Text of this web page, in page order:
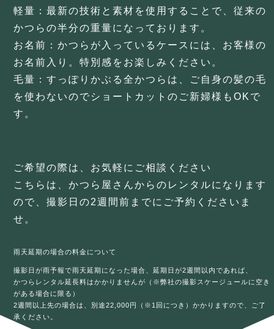
軽量：最新の技術と素材を使用することで、従来の
かつらの半分の重量になっております。
お名前：かつらが入っているケースには、お客様の
お名前入り。特別感をお楽しみください。
毛量：すっぽりかぶる全かつらは、ご自身の髪の毛
を使わないのでショートカットのご新婦様もOKで
す。
ご希望の際は、お気軽にご相談ください
こちらは、かつら屋さんからのレンタルになります
ので、撮影日の2週間前までにご予約くださいま
せ。
雨天延期の場合の料金について
撮影日が雨予報で雨天延期になった場合、延期日が2週間以内であれば、
かつらレンタル延長料はかかりませんが（※弊社の撮影スケージュールに空き
がある場合に限る）
2週間以上先の場合は、別途22,000円（※1回につき）かかりますので、ご了
承ください。